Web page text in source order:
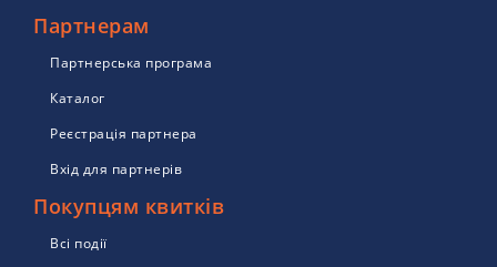
Партнерам
Партнерська програма
Каталог
Реєстрація партнера
Вхід для партнерів
Покупцям квитків
Всі події